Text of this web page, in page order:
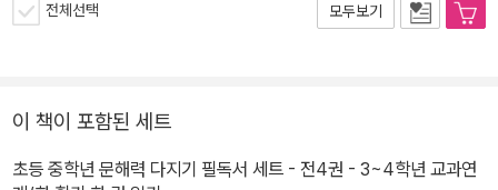
전체선택 모두보기
이 책이 포함된 세트
초등 중학년 문해력 다지기 필독서 세트 - 전4권 - 3~4학년 교과연